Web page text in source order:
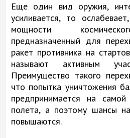
Еще один вид оружия,
усиливается, то
мощности
предназначенный для
ракет противника на
называют активным
Преимущество такого
что попытка уничтожения
предпринимается на
полета, а поэтому шансы
повышаются.